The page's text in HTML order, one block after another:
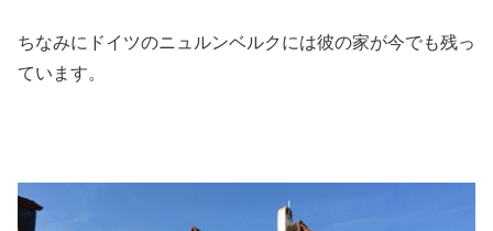
ちなみにドイツのニュルンベルクには彼の家が今でも残っ
ています。